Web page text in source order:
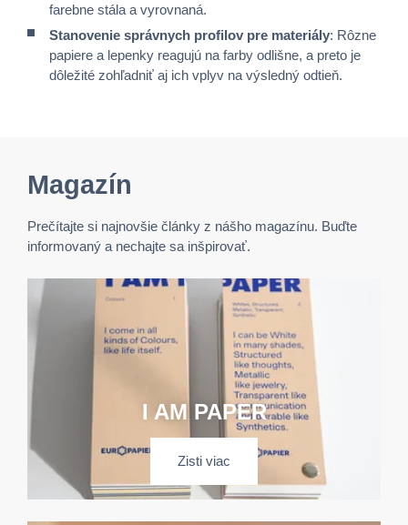
farebne stála a vyrovnaná.
Stanovenie správnych profilov pre materiály: Rôzne
papiere a lepenky reagujú na farby odlišne, a preto je
dôležité zohľadniť aj ich vplyv na výsledný odtieň.
Magazín
Prečítajte si najnovšie články z nášho magazínu. Buďte
informovaný a nechajte sa inšpirovať.
I AM PAPER
Zisti viac